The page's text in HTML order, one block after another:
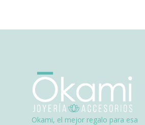
Okami, el mejor regalo para esa